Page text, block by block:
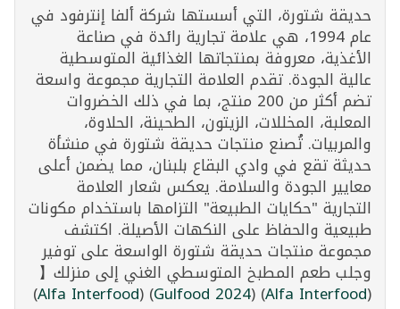
حديقة شتورة، التي أسستها شركة ألفا إنترفود في
عام 1994، هي علامة تجارية رائدة في صناعة
الأغذية، معروفة بمنتجاتها الغذائية المتوسطية
عالية الجودة. تقدم العلامة التجارية مجموعة واسعة
تضم أكثر من 200 منتج، بما في ذلك الخضروات
المعلبة، المخللات، الزيتون، الطحينة، الحلاوة،
والمربيات. تُصنع منتجات حديقة شتورة في منشأة
حديثة تقع في وادي البقاع بلبنان، مما يضمن أعلى
معايير الجودة والسلامة. يعكس شعار العلامة
التجارية "حكايات الطبيعة" التزامها باستخدام مكونات
طبيعية والحفاظ على النكهات الأصيلة. اكتشف
مجموعة منتجات حديقة شتورة الواسعة على توفير
وجلب طعم المطبخ المتوسطي الغني إلى منزلك【​
(
Alfa Interfood
)
(
Gulfood 2024
)
(
Alfa Interfood
)